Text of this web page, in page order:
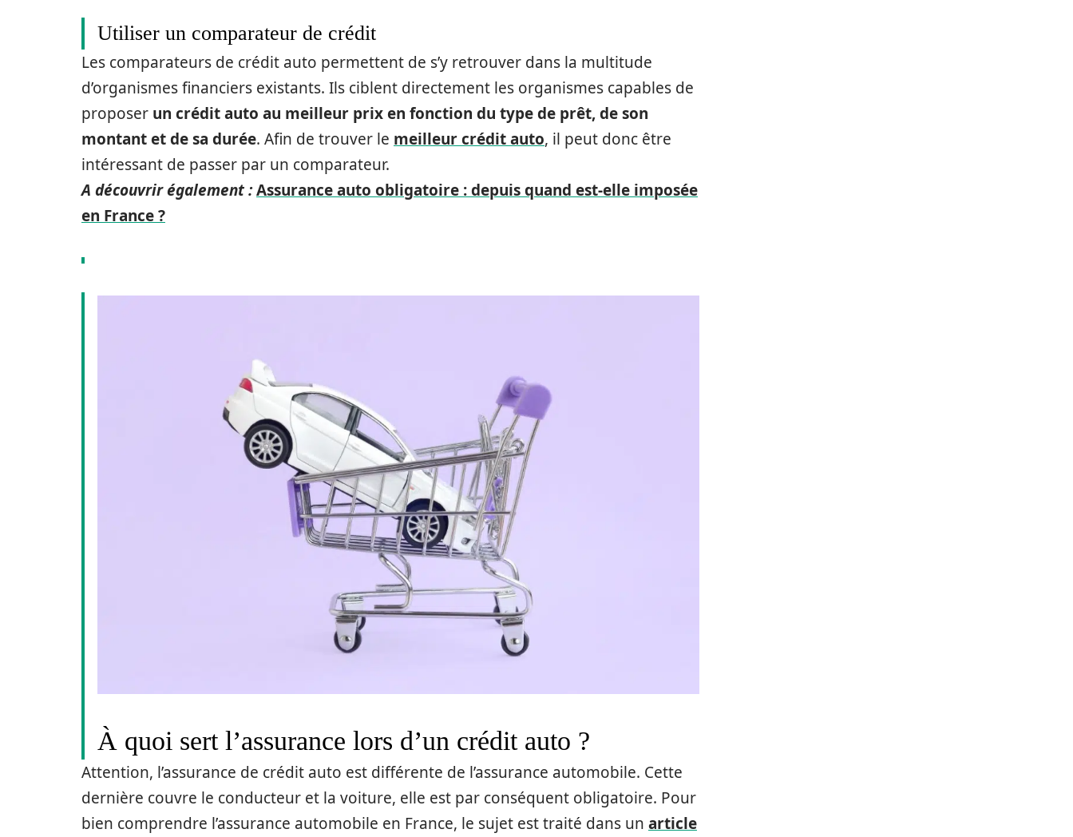
Utiliser un comparateur de crédit
Les comparateurs de crédit auto permettent de s’y retrouver dans la multitude
d’organismes financiers existants. Ils ciblent directement les organismes capables de
proposer un crédit auto au meilleur prix en fonction du type de prêt, de son
montant et de sa durée. Afin de trouver le meilleur crédit auto, il peut donc être
intéressant de passer par un comparateur.
A découvrir également :Assurance auto obligatoire : depuis quand est-elle imposée
en France ?
À quoi sert l’assurance lors d’un crédit auto ?
Attention, l’assurance de crédit auto est différente de l’assurance automobile. Cette
dernière couvre le conducteur et la voiture, elle est par conséquent obligatoire. Pour
bien comprendre l’assurance automobile en France, le sujet est traité dans un article